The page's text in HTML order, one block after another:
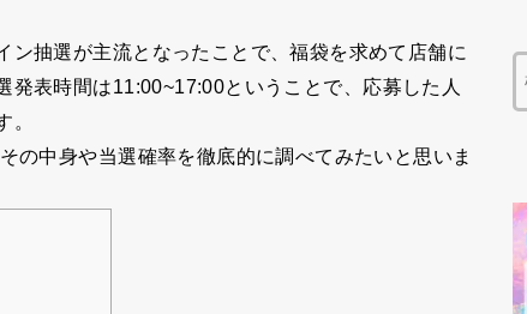
ン抽選が主流となったことで、福袋を求めて店舗に
発表時間は11:00~17:00ということで、応募した人
。
の中身や当選確率を徹底的に調べてみたいと思いま